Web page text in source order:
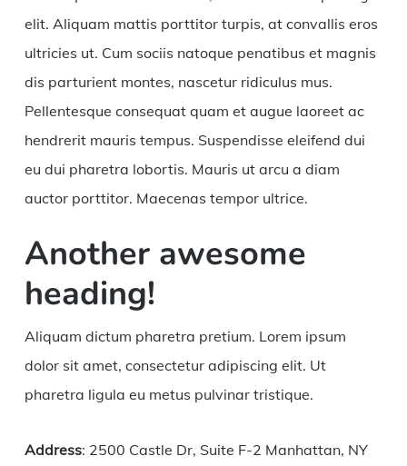
elit. Aliquam mattis porttitor turpis, at convallis eros
ultricies ut. Cum sociis natoque penatibus et magnis
dis parturient montes, nascetur ridiculus mus.
Pellentesque consequat quam et augue laoreet ac
hendrerit mauris tempus. Suspendisse eleifend dui
eu dui pharetra lobortis. Mauris ut arcu a diam
auctor porttitor. Maecenas tempor ultrice.
Another awesome
heading!
Aliquam dictum pharetra pretium. Lorem ipsum
dolor sit amet, consectetur adipiscing elit. Ut
pharetra ligula eu metus pulvinar tristique.
Address: 2500 Castle Dr, Suite F-2 Manhattan, NY